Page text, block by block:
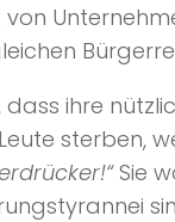
von
ihre
sterben,
Sie